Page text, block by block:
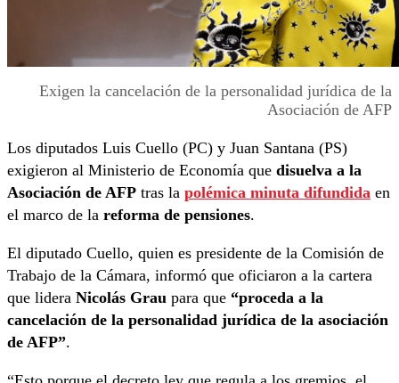
Exigen la cancelación de la personalidad jurídica de la
Asociación de AFP
Los diputados Luis Cuello (PC) y Juan Santana (PS)
exigieron al Ministerio de Economía que disuelva a la
Asociación de AFP tras la polémica minuta difundida en
el marco de la reforma de pensiones.
El diputado Cuello, quien es presidente de la Comisión de
Trabajo de la Cámara, informó que oficiaron a la cartera
que lidera Nicolás Grau para que “proceda a la
cancelación de la personalidad jurídica de la asociación
de AFP”.